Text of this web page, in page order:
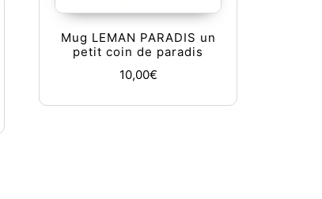
être choisies sur la page du produit
Mug LEMAN PARADIS un
petit coin de paradis
10,00€